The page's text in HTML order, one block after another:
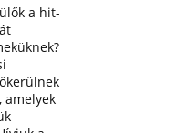
a hit-
amelyek